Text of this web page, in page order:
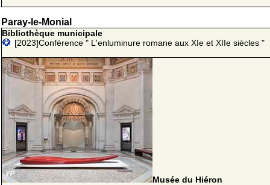
Paray-le-Monial
Bibliothèque municipale
[2023]Conférence " L'enluminure romane aux XIe et XIIe siècles "
Musée du Hiéron